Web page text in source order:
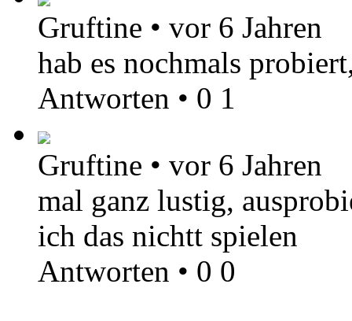
Gruftine • vor 6 Jahren
hab es nochmals
Antworten • 0 1
Gruftine • vor 6 Jahren
mal ganz lustig,
ich das nichtt spielen
Antworten • 0 0